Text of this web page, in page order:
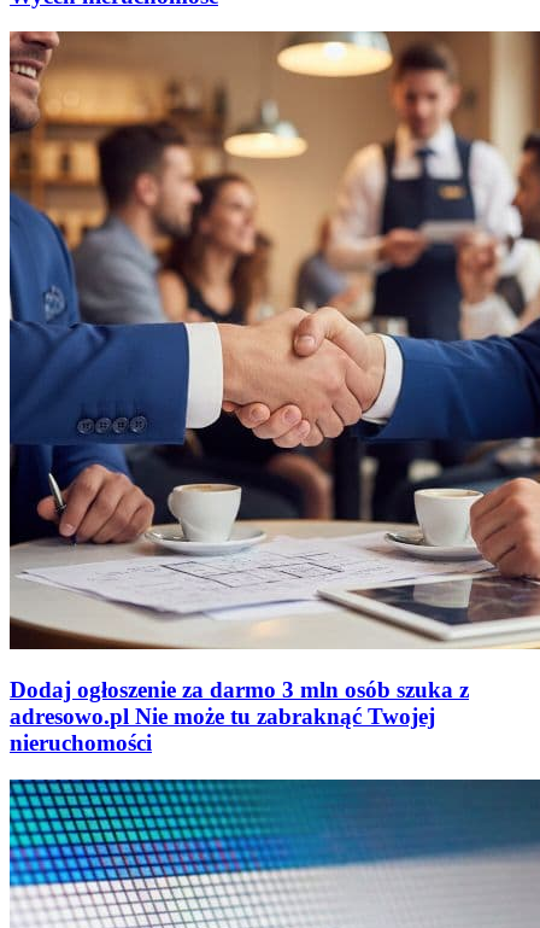
Dodaj ogłoszenie za darmo 3 mln osób szuka z
adresowo.pl Nie może tu zabraknąć Twojej
nieruchomości